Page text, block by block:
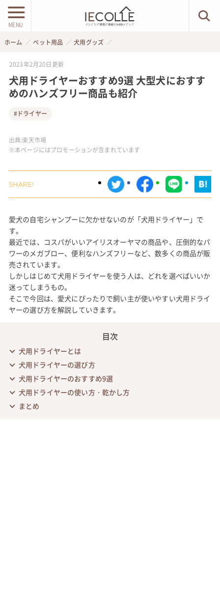
MENU
ホーム ペット用品 犬用グッズ
2023年2月20日 更新
犬用ドライヤーおすすめ9選 大型犬におすす
めのハンズフリー商品も紹介
#ドライヤー
出典:楽天市場
※本ページにはプロモーションが含まれています
愛犬の自宅シャンプーに欠かせないのが「犬用ドライヤー」で
す。
最近では、コスパがいいアイリスオーヤマの商品や、圧倒的なパ
ワーのメガブロー、便利なハンズフリーなど、数多くの商品が販
売されています。
しかしはじめて犬用ドライヤーを使う人は、どれを選べばいいか
迷ってしまうもの。
そこで今回は、愛犬にぴったりで飼い主が使いやすい犬用ドライ
ヤーの選び方を解説していきます。
目次
犬用ドライヤーとは
犬用ドライヤーの選び方
犬用ドライヤーのおすすめ9選
犬用ドライヤーの使い方・乾かし方
まとめ